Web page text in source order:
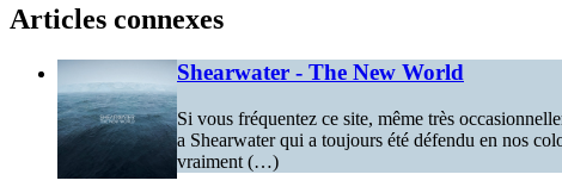
Articles connexes
Shearwater - The New World
Si vous fréquentez ce site, même très
a Shearwater qui a toujours été défendu en nos
vraiment (…)